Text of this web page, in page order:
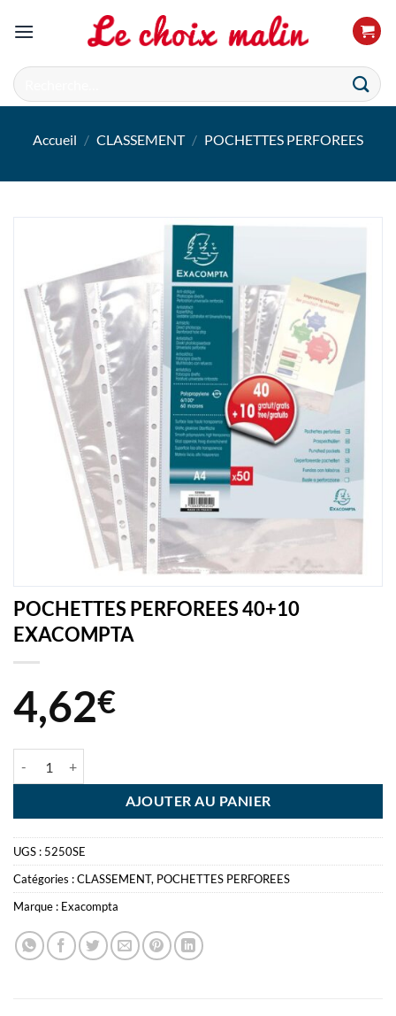
Recherche
pour :
Accueil / CLASSEMENT / POCHETTES PERFOREES
POCHETTES PERFOREES 40+10
EXACOMPTA
4,62€
AJOUTER AU PANIER
UGS : 5250SE
Catégories :CLASSEMENT, POCHETTES PERFOREES
Marque : Exacompta